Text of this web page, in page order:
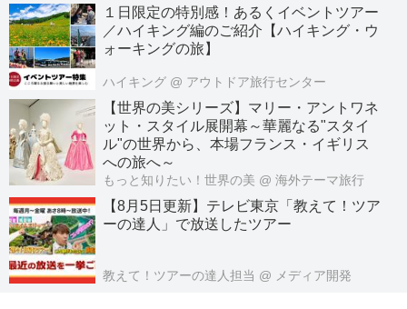
１日限定の特別感！あるくイベントツアー
／ハイキング編のご紹介【ハイキング・ウ
ォーキングの旅】
ハイキング @ アウトドア旅行センター
【世界の美シリーズ】マリー・アントワネ
ット・スタイル展開幕～華麗なる"スタイ
ル"の世界から、本場フランス・イギリス
への旅へ～
もっと知りたい！世界の美 @ 海外テーマ旅行
【8月5日更新】テレビ東京「教えて！ツア
ーの達人」で放送したツアー
教えて！ツアーの達人担当 @ メディア開発